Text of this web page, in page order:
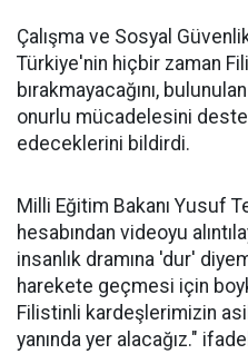
Çalışma ve Sosyal
Türkiye'nin hiçbir zaman
bırakmayacağını,
onurlu mücadelesini
edeceklerini bildirdi.
Milli Eğitim Bakanı Yusuf
hesabından videoyu
insanlık dramına 'dur'
harekete geçmesi için
Filistinli kardeşlerimizin
yanında yer alacağız."